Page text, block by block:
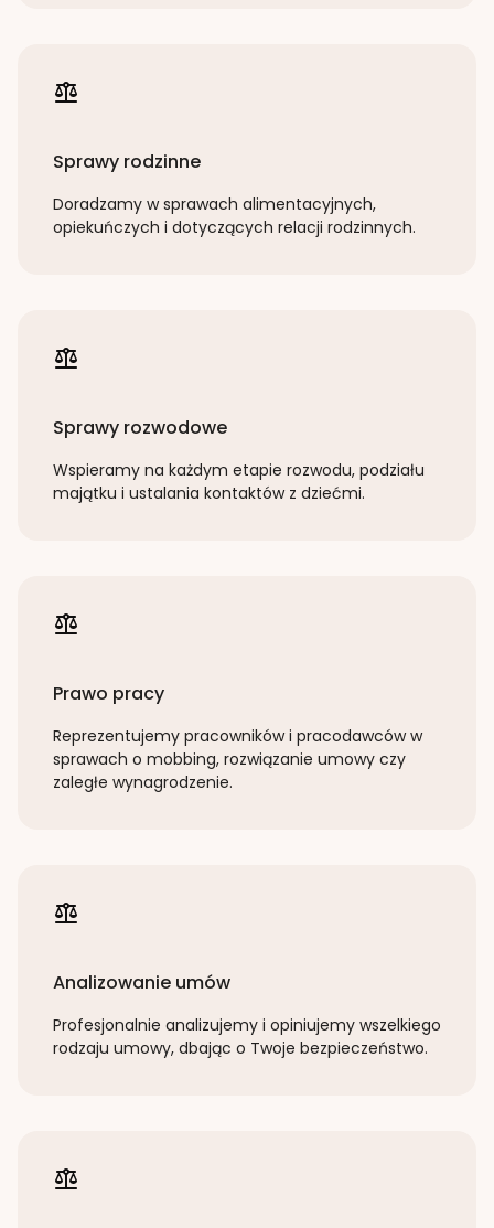
Sprawy rodzinne
Doradzamy w sprawach alimentacyjnych,
opiekuńczych i dotyczących relacji rodzinnych.
Sprawy rozwodowe
Wspieramy na każdym etapie rozwodu, podziału
majątku i ustalania kontaktów z dziećmi.
Prawo pracy
Reprezentujemy pracowników i pracodawców w
sprawach o mobbing, rozwiązanie umowy czy
zaległe wynagrodzenie.
Analizowanie umów
Profesjonalnie analizujemy i opiniujemy wszelkiego
rodzaju umowy, dbając o Twoje bezpieczeństwo.